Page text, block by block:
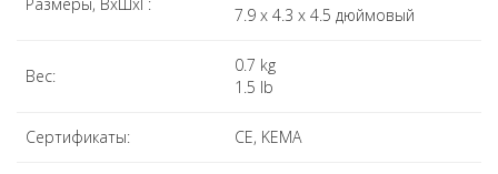
7.9 x 4.3 x 4.5 дюймовый
Вес:
0.7 kg
1.5 lb
Сертификаты: CE, KEMA